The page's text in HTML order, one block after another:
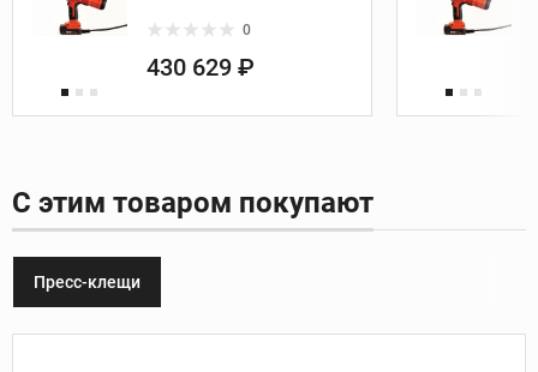
0
430 629 ₽
С этим товаром покупают
Пресс-клещи